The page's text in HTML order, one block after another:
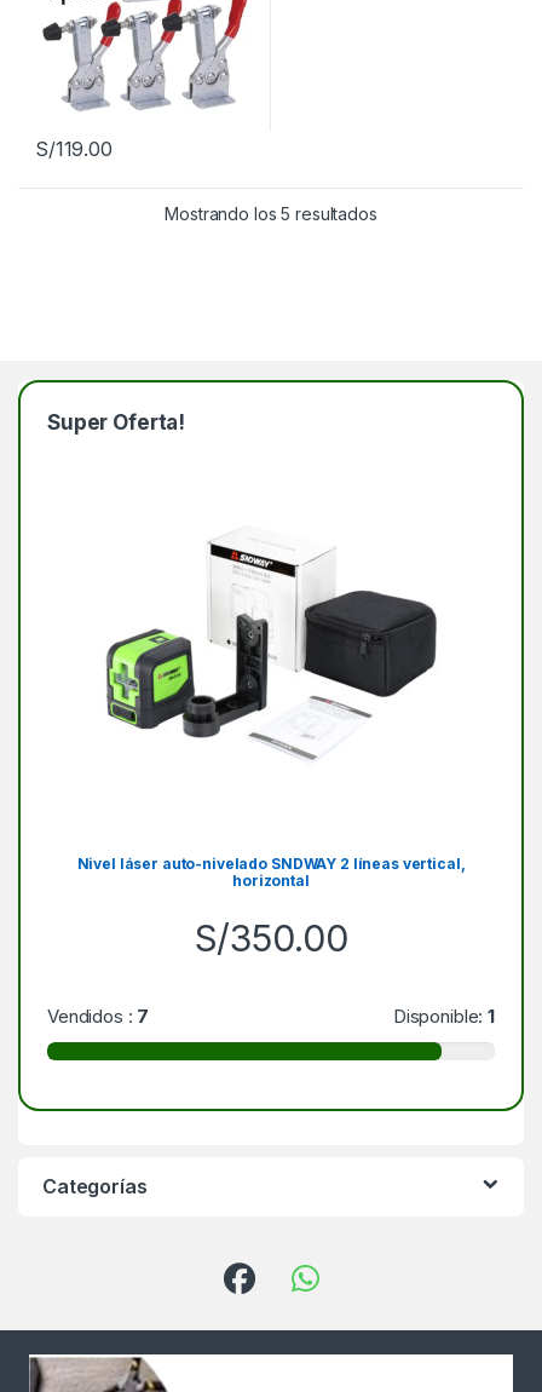
S/119.00
Mostrando los 5 resultados
Super Oferta!
Nivel láser auto-nivelado SNDWAY 2 líneas vertical,
horizontal
S/350.00
Vendidos : 7 Disponible:1
Categorías